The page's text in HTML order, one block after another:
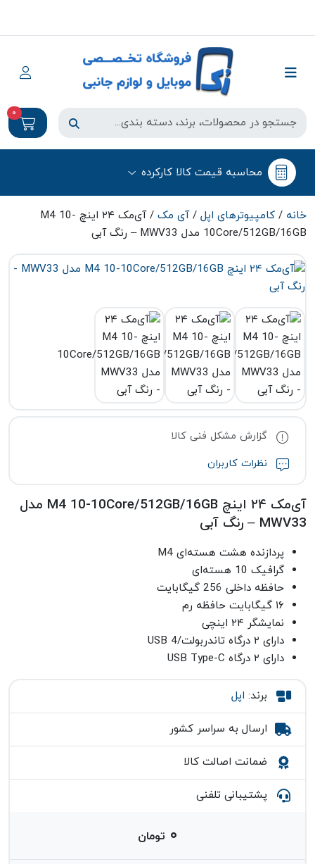
0
محاسبه قیمت کالا کارکرده
خانه / کامپیوتر‌های اپل /آی مک
/ آی‌مک ۲۴ اینچ M4 10-
10Core/512GB/16GB مدل MWV33 – رنگ آبی
گزارش مشکل فنی کالا
نظرات کاربران
آی‌مک ۲۴ اینچ M4 10-10Core/512GB/16GB مدل
MWV33 – رنگ آبی
پردازنده هشت هسته‌ای M4
گرافیک 10 هسته‌ای
حافظه داخلی 256 گیگابایت
۱۶ گیگابایت حافظه رم
نمایشگر ۲۴ اینچی
دارای ۲ درگاه تاندربولت/USB 4
دارای ۲ درگاه USB Type-C
برند: اپل
ارسال به سراسر کشور
ضمانت اصالت کالا
پشتیبانی تلفنی
۰ تومان